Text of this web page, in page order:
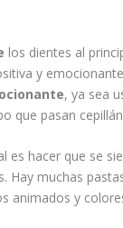
los dientes al
y
, ya sea
que pasan
hacer que se
Hay muchas
animados y